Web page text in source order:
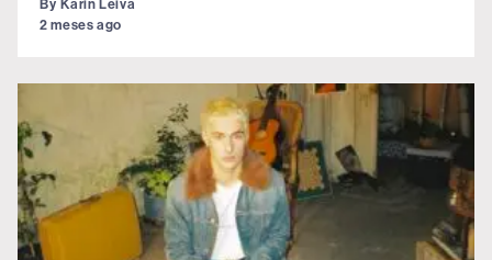
By Karin Leiva
2 meses ago